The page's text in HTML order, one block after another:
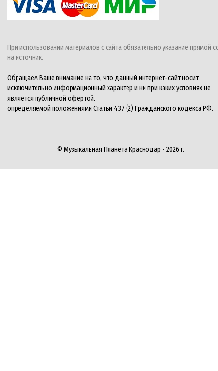
При использовании материалов с сайта обязательно указание прямой
на источник.
Обращаем Ваше внимание на то, что данный интернет-сайт носит
исключительно информационный характер и ни при каких условиях не
является публичной офертой,
определяемой положениями Статьи 437 (2) Гражданского кодекса РФ.
© Музыкальная Планета Краснодар - 2026 г.